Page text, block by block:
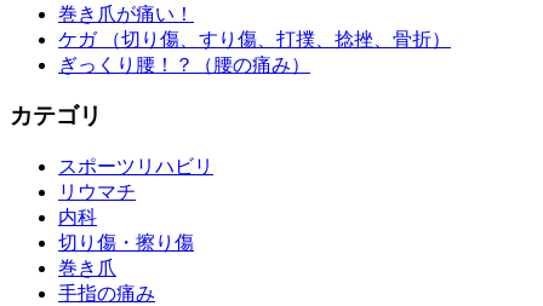
巻き爪が痛い！
ケガ （切り傷、すり傷、打撲、捻挫、骨折）
ぎっくり腰！？（腰の痛み）
カテゴリ
スポーツリハビリ
リウマチ
内科
切り傷・擦り傷
巻き爪
手指の痛み